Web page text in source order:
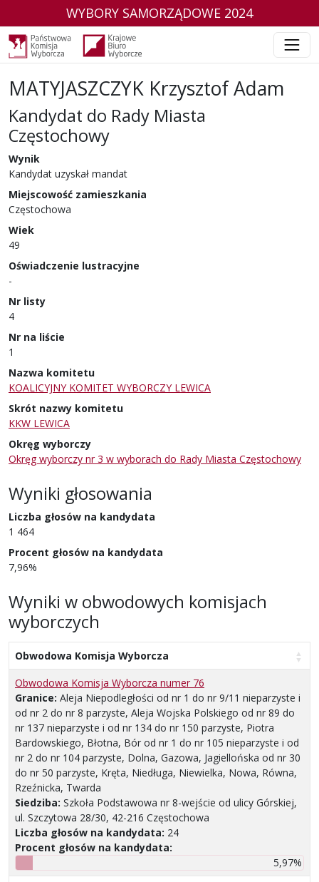
WYBORY SAMORZĄDOWE 2024
MATYJASZCZYK Krzysztof Adam
Kandydat do Rady Miasta
Częstochowy
w wyborach samorządowych w 2024 r.
Wynik
Kandydat uzyskał mandat
Miejscowość zamieszkania
Częstochowa
Wiek
49
Oświadczenie lustracyjne
-
Nr listy
4
Nr na liście
1
Nazwa komitetu
KOALICYJNY KOMITET WYBORCZY LEWICA
Skrót nazwy komitetu
KKW LEWICA
Okręg wyborczy
Okręg wyborczy nr 3 w wyborach do Rady Miasta Częstochowy
Wyniki głosowania
Liczba głosów na kandydata
1 464
Procent głosów na kandydata
7,96%
Wyniki w obwodowych komisjach
wyborczych
Obwodowa Komisja Wyborcza
Obwodowa Komisja Wyborcza numer 76
Granice: Aleja Niepodległości od nr 1 do nr 9/11 nieparzyste i
od nr 2 do nr 8 parzyste, Aleja Wojska Polskiego od nr 89 do
nr 137 nieparzyste i od nr 134 do nr 150 parzyste, Piotra
Bardowskiego, Błotna, Bór od nr 1 do nr 105 nieparzyste i od
nr 2 do nr 104 parzyste, Dolna, Gazowa, Jagiellońska od nr 30
do nr 50 parzyste, Kręta, Niedługa, Niewielka, Nowa, Równa,
Rzeźnicka, Twarda
Siedziba: Szkoła Podstawowa nr 8-wejście od ulicy Górskiej,
ul. Szczytowa 28/30, 42-216 Częstochowa
Liczba głosów na kandydata: 24
Procent głosów na kandydata:
5,97%